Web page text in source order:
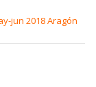
jun 2018 Aragón